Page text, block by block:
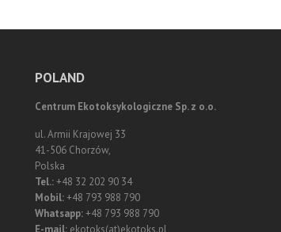
POLAND
Centrum Ekotoksykologiczne Sp. z o.o.
ul. Armii Krajowej 33
41-506 Chorzów,
Polska
Tel.:+48 32 202 90 34
Mobil:+48 793 988 790
Whatsapp:+48 793 988 790
E-mail:ekotoks(at)ekotoks.pl